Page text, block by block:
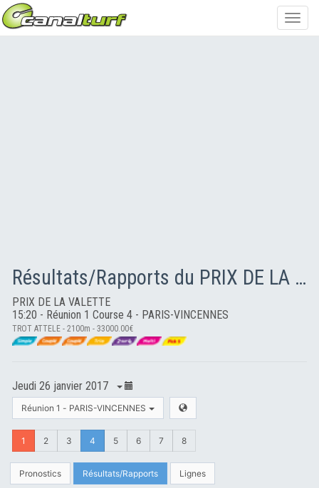
Résultats/Rapports du PRIX DE LA VALETTE
PRIX DE LA VALETTE
15:20 - Réunion 1 Course 4 - PARIS-VINCENNES
TROT ATTELE - 2100m - 33000.00€
Jeudi 26 janvier 2017
Réunion 1 - PARIS-VINCENNES
1 2 3 4 5 6 7 8
Pronostics Résultats/Rapports Lignes